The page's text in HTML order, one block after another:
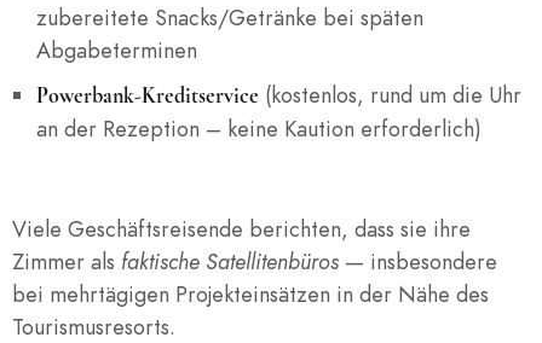
zubereitete Snacks/Getränke bei späten
Abgabeterminen
Powerbank-Kreditservice (kostenlos, rund um die Uhr
an der Rezeption – keine Kaution erforderlich)
Viele Geschäftsreisende berichten, dass sie ihre
Zimmer als faktische Satellitenbüros — insbesondere
bei mehrtägigen Projekteinsätzen in der Nähe des
Tourismusresorts.